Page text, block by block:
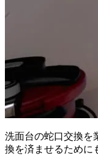
洗面台の蛇口交換を
換を済ませるために